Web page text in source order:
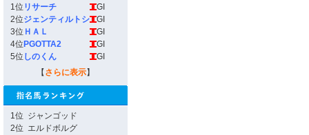
1位 リサーチ
GI
2位ジェンティルトシ
GI
3位 ＨＡＬ
GI
4位 PGOTTA2
GI
5位 しのくん
GI
【 さらに表示】
1位 ジャンゴッド
2位 エルドボルグ